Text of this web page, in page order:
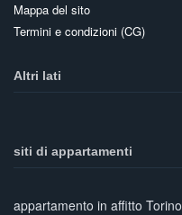
Mappa del sito
Termini e condizioni (CG)
Altri lati
siti di appartamenti
appartamento in affitto Torino